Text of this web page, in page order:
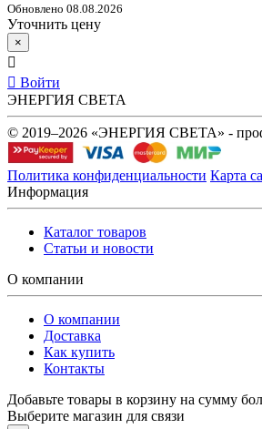
Обновлено 08.08.2026
Уточнить цену
×
Войти
ЭНЕРГИЯ СВЕТА
© 2019–2026 «ЭНЕРГИЯ СВЕТА» -
Политика конфиденциальности Карта
Информация
Каталог товаров
Статьи и новости
О компании
О компании
Доставка
Как купить
Контакты
Добавьте товары в корзину на сумму
Выберите магазин для связи